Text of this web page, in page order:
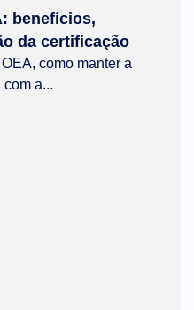
benefícios,
da certificação
como manter a
a...